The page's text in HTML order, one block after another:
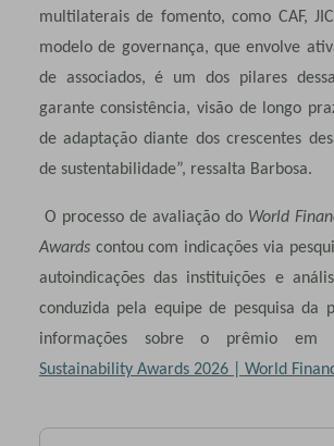
multilaterais de fomento, como CAF,
modelo de governança, que envolve
de associados, é um dos pilares
garante consistência, visão de longo
de adaptação diante dos crescentes
de sustentabilidade”, ressalta Barbosa.
O processo de avaliação do World
Awardscontou com indicações via
autoindicações das instituições e
conduzida pela equipe de pesquisa da
informações sobre o prêmio em
Sustainability Awards 2026 | World